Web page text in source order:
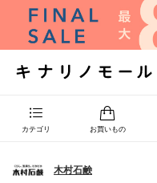
カテゴリ お買いもの
木村石鹸